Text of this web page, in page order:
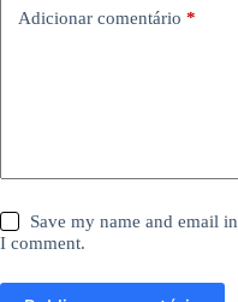
Adicionar comentário *
Save my name and email
I comment.